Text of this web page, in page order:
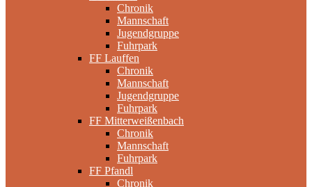
Chronik
Mannschaft
Jugendgruppe
Fuhrpark
FF Lauffen
Chronik
Mannschaft
Jugendgruppe
Fuhrpark
FF Mitterweißenbach
Chronik
Mannschaft
Fuhrpark
FF Pfandl
Chronik